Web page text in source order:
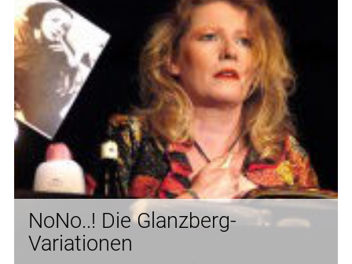
NoNo..! Die Glanzberg-
Variationen